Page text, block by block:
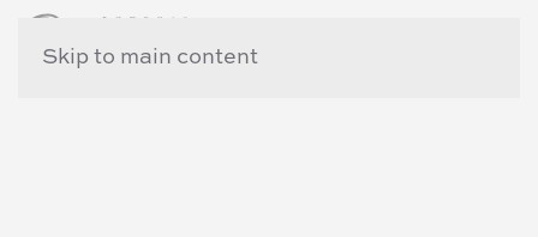
Skip to main content